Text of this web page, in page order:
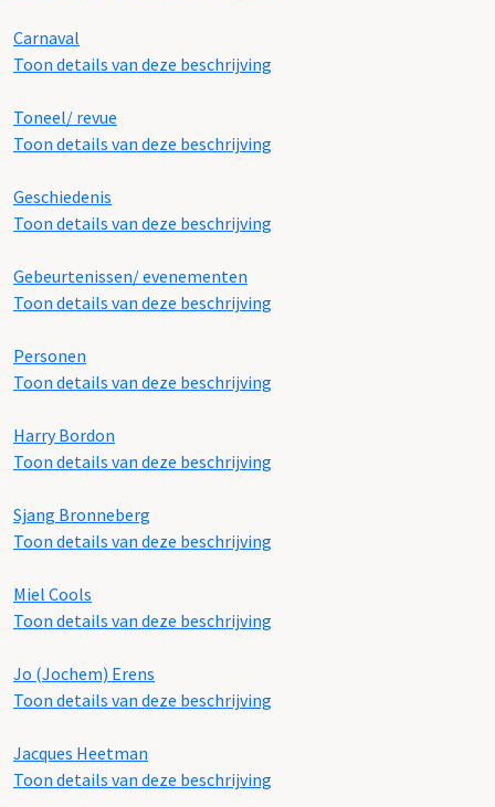
Carnaval
Toon details van deze beschrijving
Toneel/ revue
Toon details van deze beschrijving
Geschiedenis
Toon details van deze beschrijving
Gebeurtenissen/ evenementen
Toon details van deze beschrijving
Personen
Toon details van deze beschrijving
Harry Bordon
Toon details van deze beschrijving
Sjang Bronneberg
Toon details van deze beschrijving
Miel Cools
Toon details van deze beschrijving
Jo (Jochem) Erens
Toon details van deze beschrijving
Jacques Heetman
Toon details van deze beschrijving